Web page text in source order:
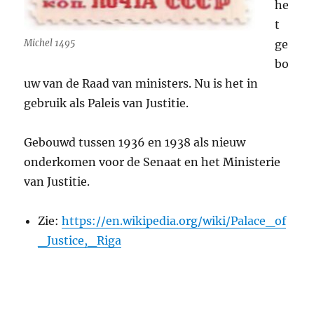
Michel 1495
he
t
ge
bo
uw van de Raad van ministers. Nu is het in
gebruik als Paleis van Justitie.
Gebouwd tussen 1936 en 1938 als nieuw
onderkomen voor de Senaat en het Ministerie
van Justitie.
Zie:https://en.wikipedia.org/wiki/Palace_of
_Justice,_Riga